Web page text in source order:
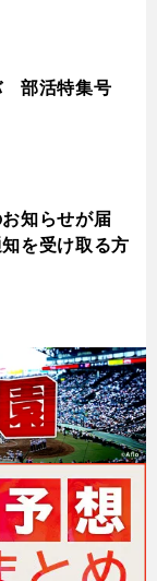
部活特集号
知らせが届
を受け取る方